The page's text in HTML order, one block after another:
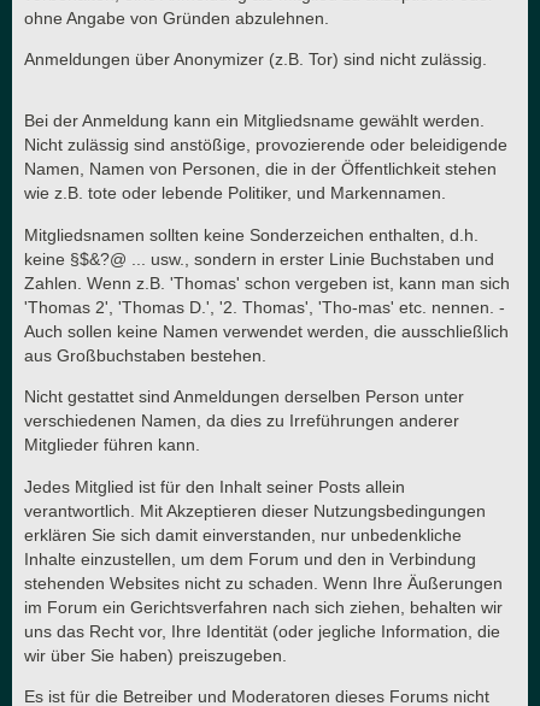
ohne Angabe von Gründen abzulehnen.
Anmeldungen über Anonymizer (z.B. Tor) sind nicht zulässig.
Bei der Anmeldung kann ein Mitgliedsname gewählt werden.
Nicht zulässig sind anstößige, provozierende oder beleidigende
Namen, Namen von Personen, die in der Öffentlichkeit stehen
wie z.B. tote oder lebende Politiker, und Markennamen.
Mitgliedsnamen sollten keine Sonderzeichen enthalten, d.h.
keine §$&?@ ... usw., sondern in erster Linie Buchstaben und
Zahlen. Wenn z.B. 'Thomas' schon vergeben ist, kann man sich
'Thomas 2', 'Thomas D.', '2. Thomas', 'Tho-mas' etc. nennen. -
Auch sollen keine Namen verwendet werden, die ausschließlich
aus Großbuchstaben bestehen.
Nicht gestattet sind Anmeldungen derselben Person unter
verschiedenen Namen, da dies zu Irreführungen anderer
Mitglieder führen kann.
Jedes Mitglied ist für den Inhalt seiner Posts allein
verantwortlich. Mit Akzeptieren dieser Nutzungsbedingungen
erklären Sie sich damit einverstanden, nur unbedenkliche
Inhalte einzustellen, um dem Forum und den in Verbindung
stehenden Websites nicht zu schaden. Wenn Ihre Äußerungen
im Forum ein Gerichtsverfahren nach sich ziehen, behalten wir
uns das Recht vor, Ihre Identität (oder jegliche Information, die
wir über Sie haben) preiszugeben.
Es ist für die Betreiber und Moderatoren dieses Forums nicht